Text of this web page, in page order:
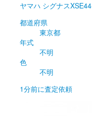
ヤマハ シグナス
都道府県
東京都
年式
不明
色
不明
1分前に査定依頼